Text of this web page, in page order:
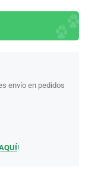
envío en pedidos
!